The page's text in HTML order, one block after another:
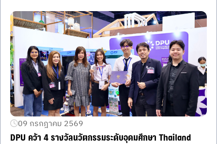
วิศวกรรมศาสตร์แห่งประเทศไทย และสมาคมคณบดีคณะ
วิศวกรรมศาสตร์ พร้อมการประชุมวิชาการระดับชาติวิศว
ศึกษา ครั้งที่ 22 ภายใต้หัวข้อ **“AI-Driven Sustainable
Engineering Education”** ระหว่างวันที่ 9–11 กรกฎาคม
2569 ณ โรงแรมทอสกานาวัลเล่ เขาใหญ่ จังหวัดนครราชสีมา
การประชุมครั้งนี้เป็นเวทีสำคัญในการแลกเปลี่ยนองค์ความรู้
ประสบการณ์ และแนวปฏิบัติด้านวิศวศึกษา รวมถึงการสร้าง
เครือข่ายความร่วมมือระหว่างสถาบันอุดมศึกษา เพื่อร่วมขับ
เคลื่อนการพัฒนาการศึกษาด้านวิศวกรรมด้วยเทคโนโลยี
ปัญญาประดิษฐ์ (AI) ควบคู่กับการพัฒนาอย่างยั่งยืน
09 กรกฎาคม 2569
DPU คว้า 4 รางวัลนวัตกรรมระดับอุดมศึกษา Thailand